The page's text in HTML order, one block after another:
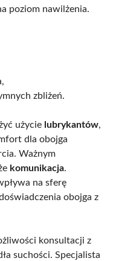
poziom nawilżenia.
zbliżeń.
użycie lubrykantów,
dla obojga
Ważnym
komunikacja.
na sferę
obojga z
konsultacji z
suchości. Specjalista